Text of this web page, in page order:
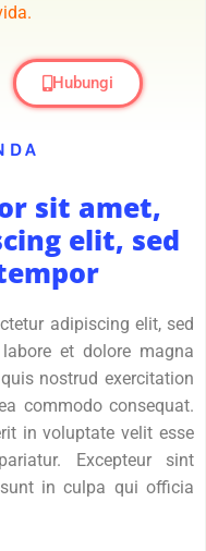
Hubungi
sit amet,
elit, sed
adipiscing elit, sed
et dolore magna
nostrud exercitation
commodo consequat.
in voluptate velit esse
Excepteur sint
in culpa qui officia